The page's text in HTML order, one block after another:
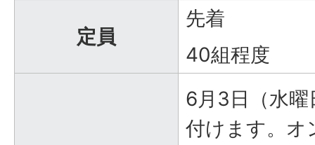
定員
先着
40組程度
6月3日（水
付けます。オ